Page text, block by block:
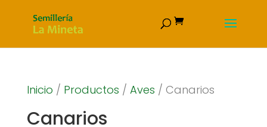
Inicio / Productos / Aves / Canarios
Canarios